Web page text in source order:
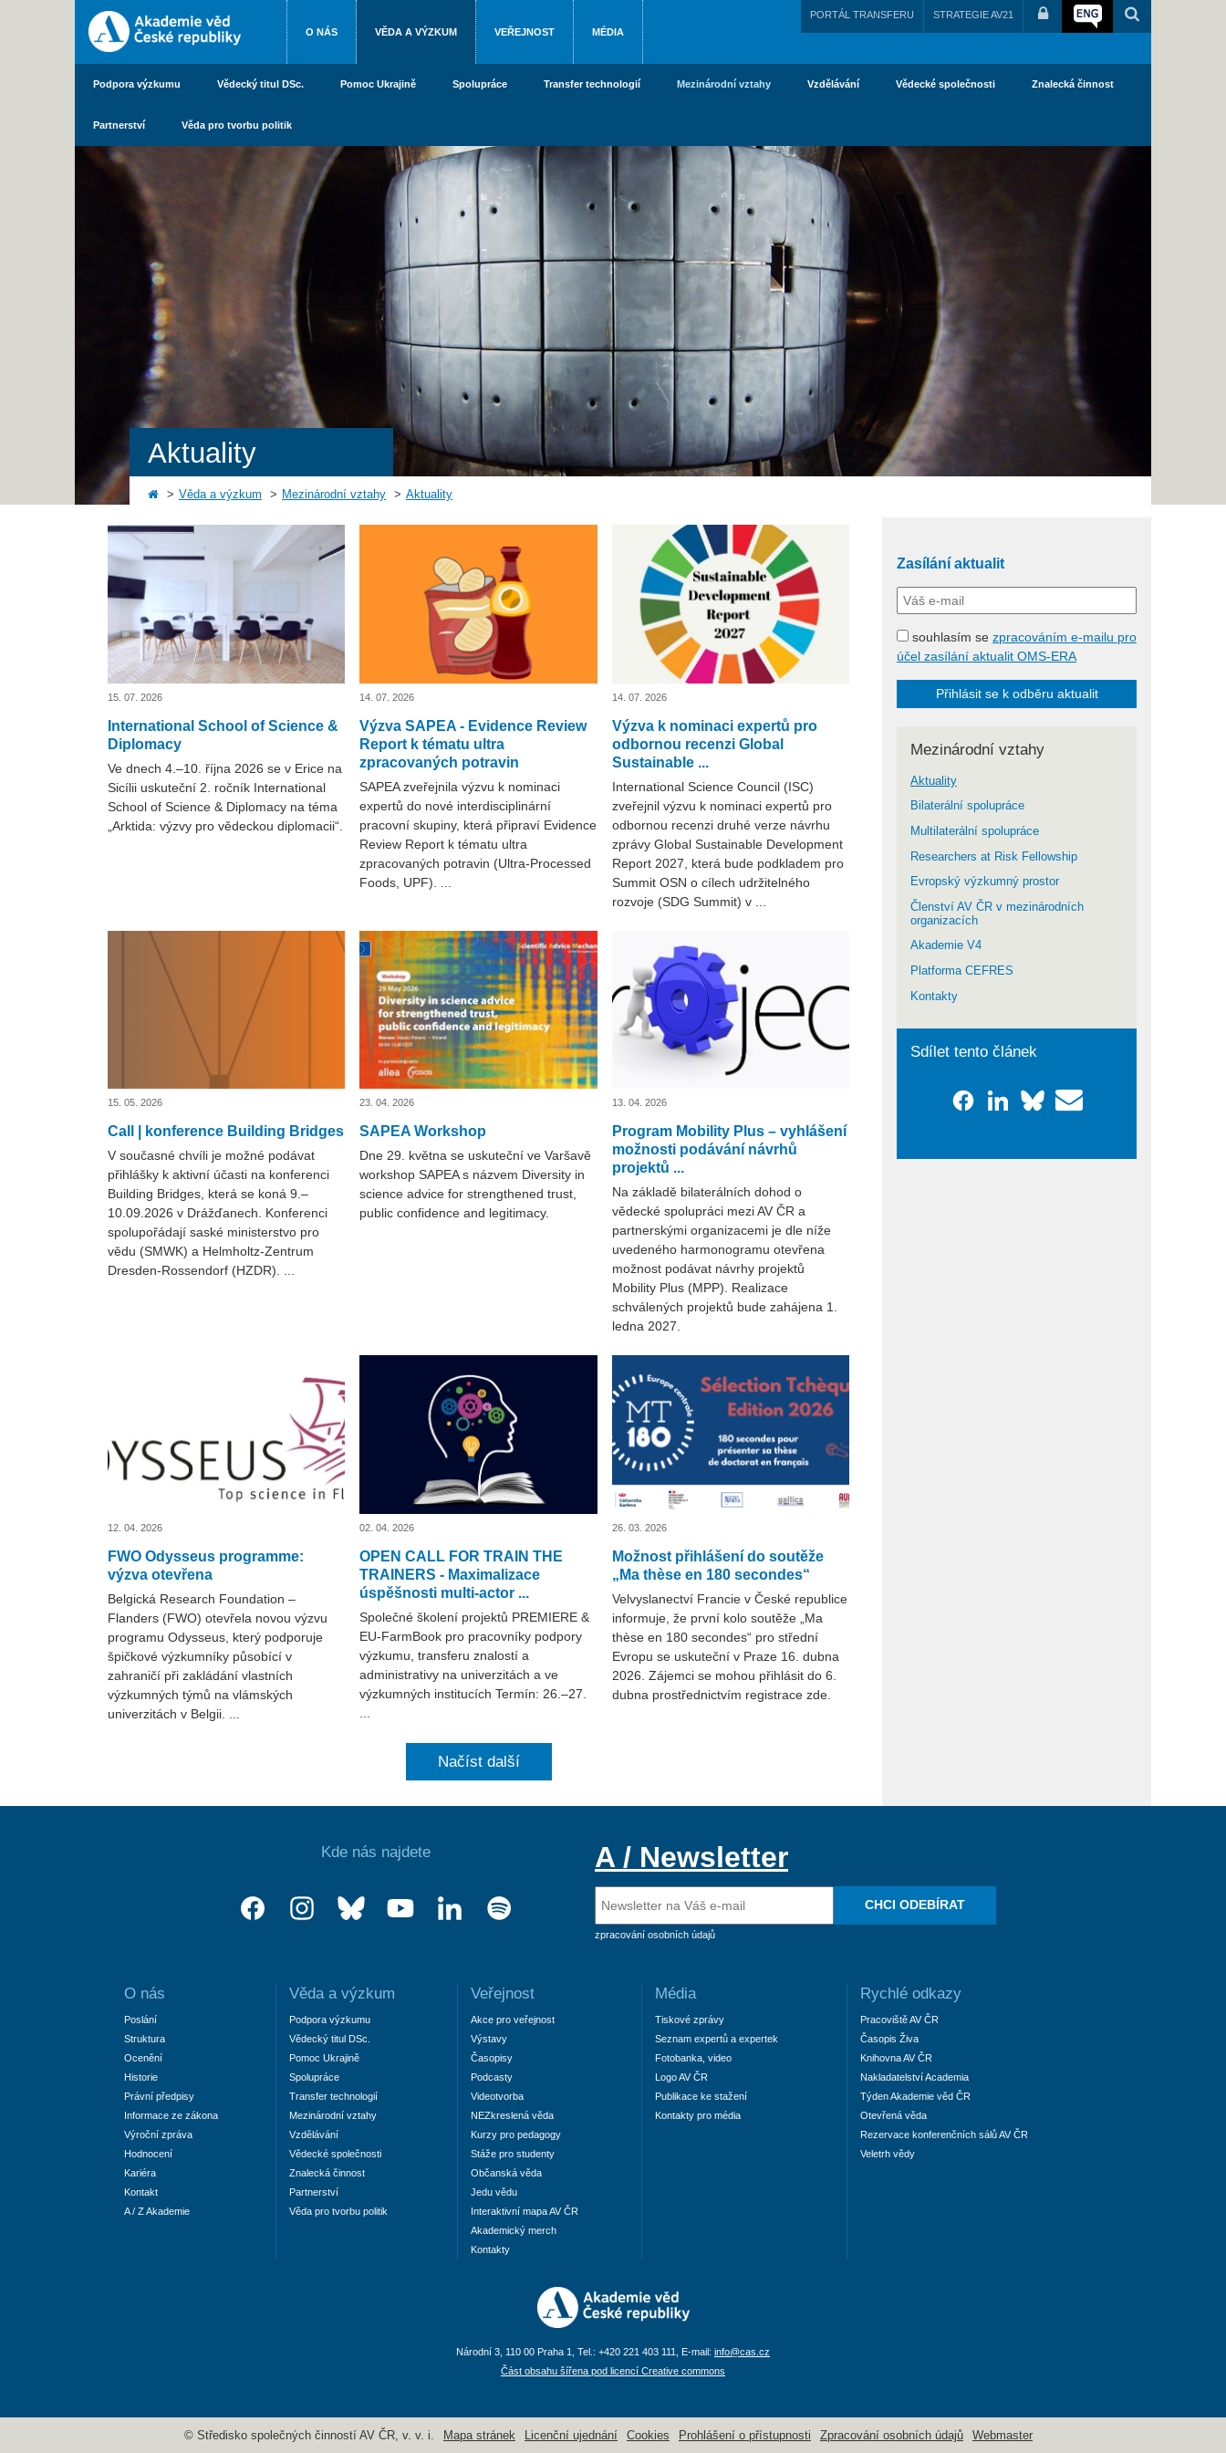
O NÁS VĚDA A VÝZKUM VEŘEJNOST MÉDIA
PORTÁL TRANSFERU STRATEGIE AV21
Podpora výzkumu Vědecký titul DSc. Pomoc Ukrajině Spolupráce Transfer technologií Mezinárodní vztahy Vzdělávání Vědecké společnosti Znalecká činnost
Partnerství Věda pro tvorbu politik
Aktuality
Věda a výzkum Mezinárodní vztahy Aktuality
15. 07. 2026
International School of Science &
Diplomacy
Ve dnech 4.–10. října 2026 se v Erice na
Sicílii uskuteční 2. ročník International
School of Science & Diplomacy na téma
„Arktida: výzvy pro vědeckou diplomacii“.
14. 07. 2026
Výzva SAPEA - Evidence Review
Report k tématu ultra
zpracovaných potravin
SAPEA zveřejnila výzvu k nominaci
expertů do nové interdisciplinární
pracovní skupiny, která připraví Evidence
Review Report k tématu ultra
zpracovaných potravin (Ultra-Processed
Foods, UPF). ...
14. 07. 2026
Výzva k nominaci expertů pro
odbornou recenzi Global
Sustainable ...
International Science Council (ISC)
zveřejnil výzvu k nominaci expertů pro
odbornou recenzi druhé verze návrhu
zprávy Global Sustainable Development
Report 2027, která bude podkladem pro
Summit OSN o cílech udržitelného
rozvoje (SDG Summit) v ...
15. 05. 2026
Call | konference Building Bridges
V současné chvíli je možné podávat
přihlášky k aktivní účasti na konferenci
Building Bridges, která se koná 9.–
10.09.2026 v Drážďanech. Konferenci
spolupořádají saské ministerstvo pro
vědu (SMWK) a Helmholtz-Zentrum
Dresden-Rossendorf (HZDR). ...
23. 04. 2026
SAPEA Workshop
Dne 29. května se uskuteční ve Varšavě
workshop SAPEA s názvem Diversity in
science advice for strengthened trust,
public confidence and legitimacy.
13. 04. 2026
Program Mobility Plus – vyhlášení
možnosti podávání návrhů
projektů ...
Na základě bilaterálních dohod o
vědecké spolupráci mezi AV ČR a
partnerskými organizacemi je dle níže
uvedeného harmonogramu otevřena
možnost podávat návrhy projektů
Mobility Plus (MPP). Realizace
schválených projektů bude zahájena 1.
ledna 2027.
12. 04. 2026
FWO Odysseus programme:
výzva otevřena
Belgická Research Foundation –
Flanders (FWO) otevřela novou výzvu
programu Odysseus, který podporuje
špičkové výzkumníky působící v
zahraničí při zakládání vlastních
výzkumných týmů na vlámských
univerzitách v Belgii. ...
02. 04. 2026
OPEN CALL FOR TRAIN THE
TRAINERS - Maximalizace
úspěšnosti multi-actor ...
Společné školení projektů PREMIERE &
EU-FarmBook pro pracovníky podpory
výzkumu, transferu znalostí a
administrativy na univerzitách a ve
výzkumných institucích Termín: 26.–27.
26. 03. 2026
Možnost přihlášení do soutěže
„Ma thèse en 180 secondes“
Velvyslanectví Francie v České republice
informuje, že první kolo soutěže „Ma
thèse en 180 secondes“ pro střední
Evropu se uskuteční v Praze 16. dubna
2026. Zájemci se mohou přihlásit do 6.
dubna prostřednictvím registrace zde.
Načíst další
Zasílání aktualit
souhlasím se zpracováním e-mailu pro
účel zasílání aktualit OMS-ERA
Přihlásit se k odběru aktualit
Mezinárodní vztahy
Aktuality
Bilaterální spolupráce
Multilaterální spolupráce
Researchers at Risk Fellowship
Evropský výzkumný prostor
Členství AV ČR v mezinárodních
organizacích
Akademie V4
Platforma CEFRES
Kontakty
Sdílet tento článek
Kde nás najdete A / Newsletter
zpracování osobních údajů
CHCI ODEBÍRAT
O nás
Poslání
Struktura
Ocenění
Historie
Právní předpisy
Informace ze zákona
Výroční zpráva
Hodnocení
Kariéra
Kontakt
A / Z Akademie
Věda a výzkum
Podpora výzkumu
Vědecký titul DSc.
Pomoc Ukrajině
Spolupráce
Transfer technologií
Mezinárodní vztahy
Vzdělávání
Vědecké společnosti
Znalecká činnost
Partnerství
Věda pro tvorbu politik
Veřejnost
Akce pro veřejnost
Výstavy
Časopisy
Podcasty
Videotvorba
NEZkreslená věda
Kurzy pro pedagogy
Stáže pro studenty
Občanská věda
Jedu vědu
Interaktivní mapa AV ČR
Akademický merch
Kontakty
Média
Tiskové zprávy
Seznam expertů a expertek
Fotobanka, video
Logo AV ČR
Publikace ke stažení
Kontakty pro média
Rychlé odkazy
Pracoviště AV ČR
Časopis Živa
Knihovna AV ČR
Nakladatelství Academia
Týden Akademie věd ČR
Otevřená věda
Rezervace konferenčních sálů AV ČR
Veletrh vědy
Národní 3, 110 00 Praha 1, Tel.: +420 221 403 111, E-mail: info@cas.cz
Část obsahu šířena pod licencí Creative commons
© Středisko společných činností AV ČR, v. v. i. Mapa stránek Licenční ujednání Cookies Prohlášení o přístupnosti Zpracování osobních údajů Webmaster